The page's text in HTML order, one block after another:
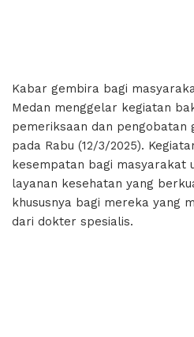
Kabar gembira bagi
Medan menggelar kegiatan
pemeriksaan dan pengobatan
pada Rabu (12/3/2025).
kesempatan bagi masyarakat
layanan kesehatan yang
khususnya bagi mereka yang
dari dokter spesialis.